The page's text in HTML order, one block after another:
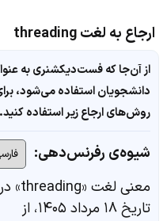
ارجاع به لغت threading
از آن‌جا که فست‌دیکشنری به
دانشجویان استفاده می‌شود،
روش‌های ارجاع زیر استفاده کنید.
شیوه‌ی رفرنس‌دهی:
معنی لغت «threading» در
تاریخ ۱۸ مرداد ۱۴۰۵، از